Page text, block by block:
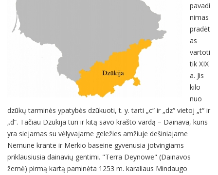
pavadi
nimas
pradėt
as
vartoti
tik XIX
a. Jis
kilo
nuo
dzūkų tarminės ypatybės dzūkuoti, t. y. tarti „c“ ir „dz“ vietoj „t“ ir
„d“. Tačiau Dzūkija turi ir kitą savo krašto vardą – Dainava, kuris
yra siejamas su vėlyvajame geležies amžiuje dešiniajame
Nemune krante ir Merkio baseine gyvenusia jotvingiams
priklausiusia dainavių gentimi. "Terra Deynowe" (Dainavos
žemė) pirmą kartą paminėta 1253 m. karaliaus Mindaugo